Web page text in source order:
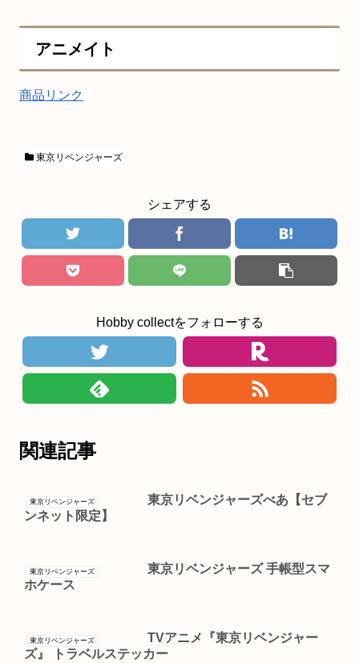
アニメイト
商品リンク
東京リベンジャーズ
シェアする
Hobby collectをフォローする
関連記事
東京リベンジャーズ
東京リベンジャーズべあ【セブ
ンネット限定】
東京リベンジャーズ
東京リベンジャーズ 手帳型スマ
ホケース
東京リベンジャーズ
TVアニメ『東京リベンジャー
ズ』 トラベルステッカー